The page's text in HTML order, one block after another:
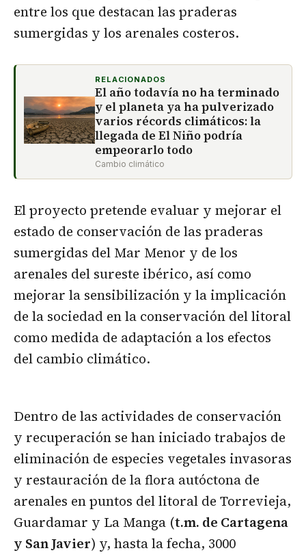
entre los que destacan las praderas
sumergidas y los arenales costeros.
RELACIONADOS
El año todavía no ha terminado
y el planeta ya ha pulverizado
varios récords climáticos: la
llegada de El Niño podría
empeorarlo todo
Cambio climático
El proyecto pretende evaluar y mejorar el
estado de conservación de las praderas
sumergidas del Mar Menor y de los
arenales del sureste ibérico, así como
mejorar la sensibilización y la implicación
de la sociedad en la conservación del litoral
como medida de adaptación a los efectos
del cambio climático.
Dentro de las actividades de conservación
y recuperación se han iniciado trabajos de
eliminación de especies vegetales invasoras
y restauración de la flora autóctona de
arenales en puntos del litoral de Torrevieja,
Guardamar y La Manga (t.m. de Cartagena
y San Javier) y, hasta la fecha, 3000